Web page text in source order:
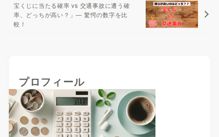
宝くじに当たる確率 vs 交通事故に遭う確
率、どっちが高い？」— 驚愕の数字を比
較！
プロフィール